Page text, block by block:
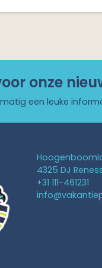
onze
een leuke
4325 DJ
+31 111-461231